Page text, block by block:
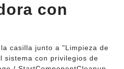
con
casilla junto a "Limpieza de
sistema con privilegios de